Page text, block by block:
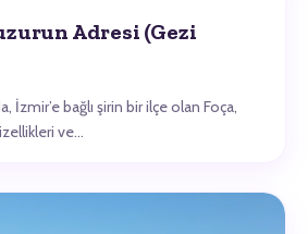
Adresi (Gezi
İzmir’e bağlı şirin bir ilçe olan Foça,
ve…